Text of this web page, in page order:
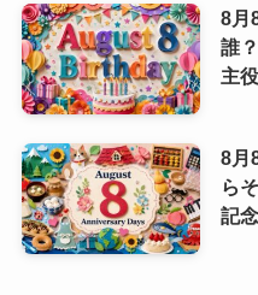
8月
誰
主
8月
ら
記